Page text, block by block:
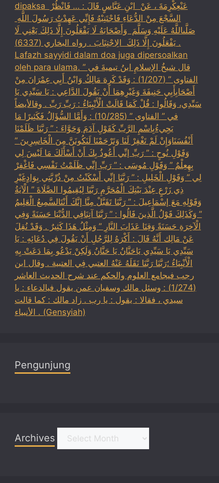
dipaksa ‏عَنْ‏‏عِكْرِمَةَ ‏، ‏عَنْ ‏ ‏ابْنِ عَبَّاسٍ ‏‏قَالَ : … فَانْظُرْ ‏‏
السَّجْعَ ‏‏مِنْ الدُّعَاءِ فَاجْتَنِبْهُ فَإِنِّي عَهِدْتُ رَسُولَ اللَّهِ ‏
‏صَلَّىاللَّهُ عَلَيْهِ وَسَلَّمَ ‏ ‏وَأَصْحَابَهُ لَا يَفْعَلُونَ إِلَّا ذَلِكَ ‏‏يَعْنِي لَا
يَفْعَلُونَ إِلَّا ذَلِكَ ‏ ‏الِاجْتِنَابَ . رواه البخاري (6337) .
Lafazh sayyidi dalam doa juga dipersoalkan
oleh para ulama. قال شيخُ الإسلامِ ابنُ تيميةَ في ”
الفتاوى ” (1/207) : وَقَدْ كَرِهَ مَالِكٌ وَابْنُ أَبِي عِمْرَانَ مِنْ
أَصْحَابِأَبِي حَنِيفَةَ وَغَيْرِهِمَا أَنْ يَقُولَ الدَّاعِي : يَا سَيِّدِي يَا
سَيِّدِي، وَقَالُوا : قُلْ كَمَا قَالَتْ الْأَنْبِيَاءُ : رَبِّ رَبِّ . وقالأيضاً
في ” الفتاوى ” (10/285) : وَأَمَّا السُّؤَالُ فَكَثِيرًا مَا
يَجِيءُبِاسْمِ الرَّبِّ كَقَوْلِ آدَمَ وَحَوَّاءَ : ” رَبَّنَا ظَلَمْنَا
أَنْفُسَنَاوَإِنْ لَمْ تَغْفِرْ لَنَا وَتَرْحَمْنَا لَنَكُونَنَّ مِنَ الْخَاسِرِينَ ”
وَقَوْلِ نُوحٍ : ” رَبِّ إنِّي أَعُوذُ بِكَ أَنْ أَسْأَلَكَ مَا لَيْسَ لِي
بِهِعِلْمٌ ” وَقَوْلِ مُوسَى : ” رَبِّ إنِّي ظَلَمْتُ نَفْسِي فَاغْفِرْ
لِي ” وَقَوْلِ الْخَلِيلِ : ” رَبَّنَا إنِّي أَسْكَنْتُ مِنْ ذُرِّيَّتِي بِوَادٍغَيْرِ
ذِي زَرْعٍ عِنْدَ بَيْتِكَ الْمُحَرَّمِ رَبَّنَا لِيُقِيمُوا الصَّلَاةَ ” الْآيَةُ
وَقَوْلِهِ مَعَ إسْمَاعِيلَ : ” رَبَّنَا تَقَبَّلْ مِنَّا إنَّكَ أَنْتَالسَّمِيعُ الْعَلِيمُ
” وَكَذَلِكَ قَوْلُ الَّذِينَ قَالُوا : ” رَبَّنَا آتِنَافِي الدُّنْيَا حَسَنَةً وَفِي
الْآخِرَةِ حَسَنَةً وَقِنَا عَذَابَ النَّارِ ” وَمِثْلُ هَذَا كَثِيرٌ . وَقَدْ نُقِلَ
عَنْ مَالِك أَنَّهُ قَالَ : أَكْرَهُ لِلرَّجُلِ أَنْ يَقُولَ فِي دُعَائِهِ : يَا
سَيِّدِي يَا سَيِّدِي يَاحَنَّانُ يَا حَنَّانُ وَلَكِنْ يَدْعُو بِمَا دَعَتْ بِهِ
الْأَنْبِيَاءُ ؛رَبَّنَا رَبَّنَا نَقَلَهُ عَنْهُ العتبي فِي العتبية . وقال ابن
رجب فيجامع العلوم والحكم عند شرح الحديث العاشر
(1/274) : وسئل مالك وسفيان عمن يقول فيالدعاء : يا
سيدي ، فقالا : يقول : يا رب . زاد مالك : كما قالت
الأنبياء . (Gensyiah)
Pengunjung
Archives